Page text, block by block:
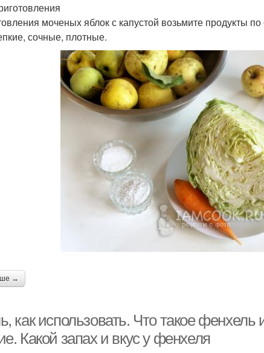
моченых яблок с капустой возьмите продукты
сочные, плотные.
→
как использовать. Что такое
Какой запах и вкус у фенхеля